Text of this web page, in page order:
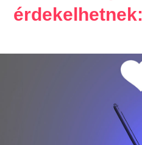
érdekelhetnek: